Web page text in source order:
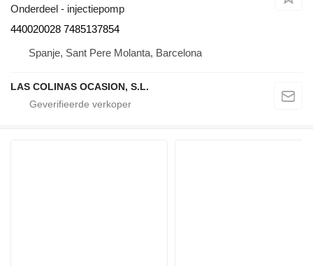
Onderdeel - injectiepomp
440020028 7485137854
Spanje, Sant Pere Molanta, Barcelona
LAS COLINAS OCASION, S.L.